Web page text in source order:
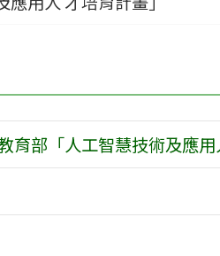
育部「人工智慧技術及應用